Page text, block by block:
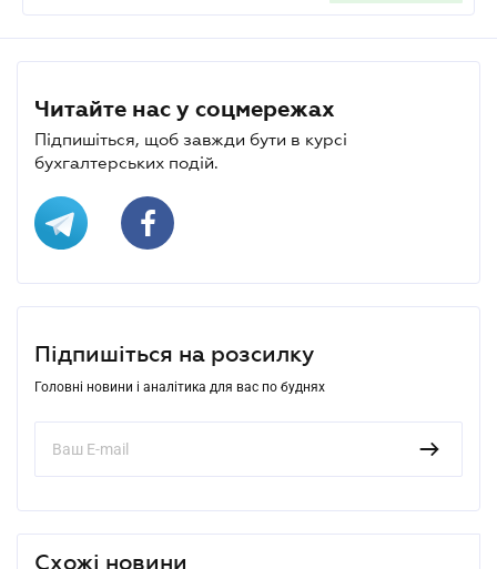
Читайте нас у соцмережах
Підпишіться, щоб завжди бути в курсі
бухгалтерських подій.
Підпишіться на розсилку
Головні новини і аналітика для вас по буднях
Схожі новини